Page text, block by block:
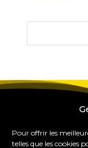
Pour offrir les
telles que les cookies